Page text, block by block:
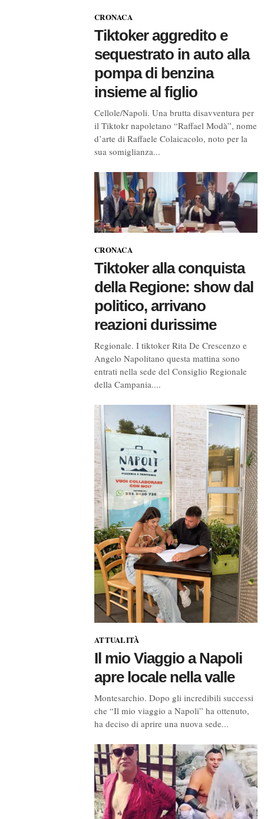
CRONACA
Tiktoker aggredito e
sequestrato in auto alla
pompa di benzina
insieme al figlio
Cellole/Napoli. Una brutta disavventura per
il Tiktokr napoletano “Raffael Modà”, nome
d’arte di Raffaele Colaicacolo, noto per la
sua somiglianza...
CRONACA
Tiktoker alla conquista
della Regione: show dal
politico, arrivano
reazioni durissime
Regionale. I tiktoker Rita De Crescenzo e
Angelo Napolitano questa mattina sono
entrati nella sede del Consiglio Regionale
della Campania....
ATTUALITÀ
Il mio Viaggio a Napoli
apre locale nella valle
Montesarchio. Dopo gli incredibili successi
che “Il mio viaggio a Napoli” ha ottenuto,
ha deciso di aprire una nuova sede...